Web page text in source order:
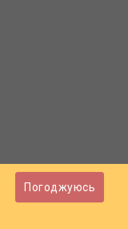
Погоджуюсь